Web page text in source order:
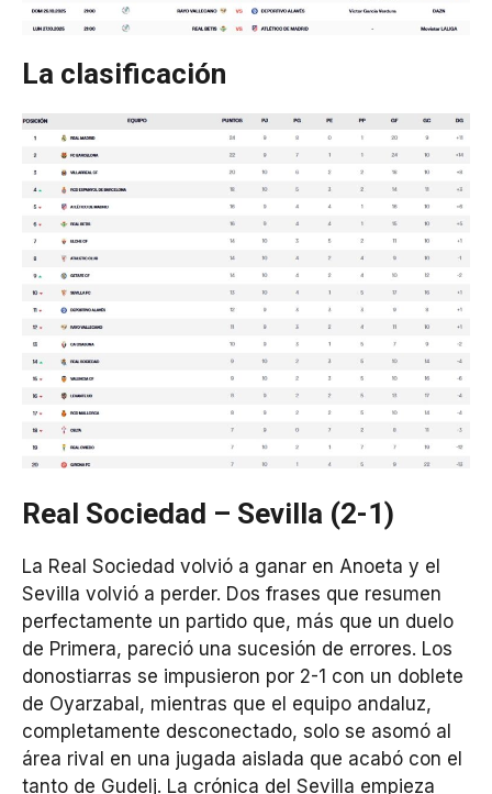
La clasificación
Real Sociedad – Sevilla (2-1)
La Real Sociedad volvió a ganar en Anoeta y el
Sevilla volvió a perder. Dos frases que resumen
perfectamente un partido que, más que un duelo
de Primera, pareció una sucesión de errores. Los
donostiarras se impusieron por 2-1 con un doblete
de Oyarzabal, mientras que el equipo andaluz,
completamente desconectado, solo se asomó al
área rival en una jugada aislada que acabó con el
tanto de Gudelj. La crónica del Sevilla empieza